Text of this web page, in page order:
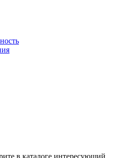
в каталоге интересующий